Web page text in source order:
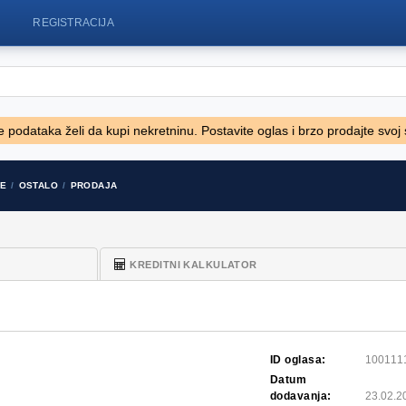
REGISTRACIJA
želi da kupi nekretninu. Postavite oglas i brzo prodajte svoj stan,
7.250 EUR
OSTALO PRODAJA
KREDITNI KALKULATOR
ID oglasa:
Datum
dodavanja: